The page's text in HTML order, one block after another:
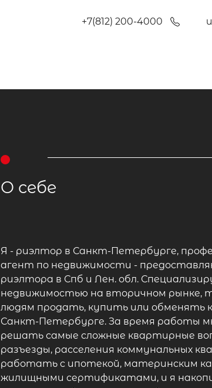
+7(812) 200-4000
О себе
Я - риэлтор в Санкт-Петербурге,
агент по недвижимости -
риэлтора в Спб и Лен. обл.
недвижимостью на вторичном рынке,
людям продать, купить или обменять
Санкт-Петербурге. За время работы
решать самые сложные квартирные
разъезды, расселения коммунальных
работать с ипотекой, материнским
жилищными сертификатами, и я